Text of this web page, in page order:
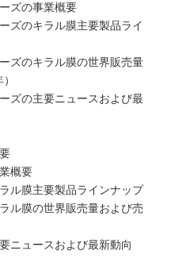
ズの事業概要
ズのキラル膜主要製品ライ
ズのキラル膜の世界販売量
ズの主要ニュースおよび最
概要
ル膜主要製品ラインナップ
ル膜の世界販売量および売
ニュースおよび最新動向